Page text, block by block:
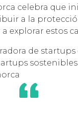
celebra que
a la
explorar estos
de